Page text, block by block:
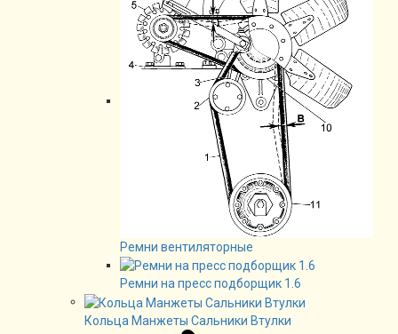
Ремни вентиляторные
Ремни на пресс подборщик 1.6
Кольца Манжеты Сальники Втулки